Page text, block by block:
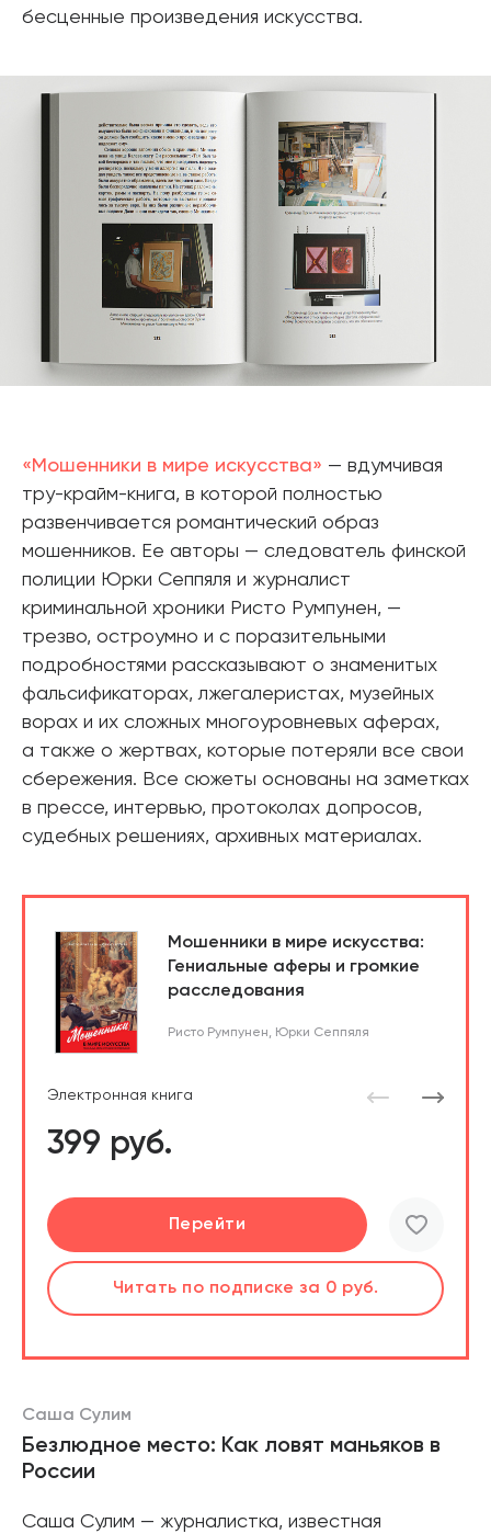
бесценные произведения искусства.
«Мошенники в мире искусства» — вдумчивая
тру-крайм-книга, в которой полностью
развенчивается романтический образ
мошенников. Ее авторы — следователь финской
полиции Юрки Сеппяля и журналист
криминальной хроники Ристо Румпунен, —
трезво, остроумно и с поразительными
подробностями рассказывают о знаменитых
фальсификаторах, лжегалеристах, музейных
ворах и их сложных многоуровневых аферах,
а также о жертвах, которые потеряли все свои
сбережения. Все сюжеты основаны на заметках
в прессе, интервью, протоколах допросов,
судебных решениях, архивных материалах.
Мошенники в мире искусства:
Гениальные аферы и громкие
расследования
Ристо Румпунен, Юрки Сеппяля
Электронная книга
399 руб.
Перейти
Читать по подписке за 0 руб.
Перейти
Слушатьпо подпискеза 0 руб.
Подробнее
Читать по подписке за 0 руб.
Саша Сулим
Безлюдное место: Как ловят маньяков в
России
Саша Сулим — журналистка, известная